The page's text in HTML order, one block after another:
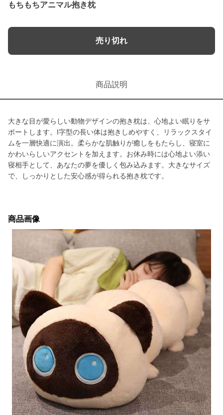
もちもちアニマル抱き枕
売り切れ
商品説明
大きな目が愛らしい動物デザインの抱き枕は、心地よい眠りをサ
ポートします。I字型の長い体は抱きしめやすく、リラックスタイ
ムを一層快適に演出。柔らかな肌触りが癒しをもたらし、寝室に
かわいらしいアクセントを加えます。お休み時には心地よい添い
寝相手として、あなたの夢を優しく包み込みます。大きなサイズ
で、しっかりとした安心感が得られる抱き枕です。
商品画像